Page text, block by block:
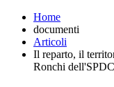
Home
documenti
Articoli
Il reparto, il
Ronchi